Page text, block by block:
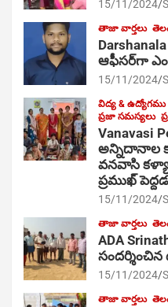
15/11/2024
తాజా వార్తలు
ఆఫీసర్‌గా
15/11/2024
విద్య & ఉద్యోగము
ప్రజా సమస్యలు
Vanavasi
అన్నిదానాల
వనవాసి
ప్రముఖ్
15/11/2024
తాజా వార్తలు
ADA
15/11/2024
తాజా వార్తలు